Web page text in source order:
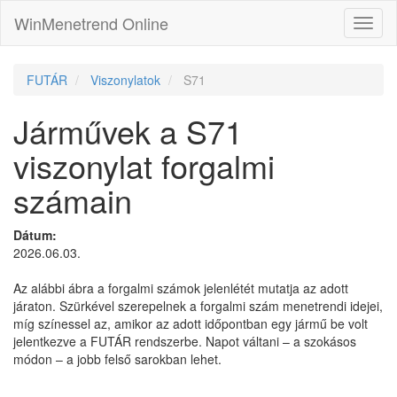
WinMenetrend Online
FUTÁR Viszonylatok S71
Járművek a S71
viszonylat forgalmi
számain
Dátum:
2026.06.03.
Az alábbi ábra a forgalmi számok jelenlétét mutatja az adott
járaton. Szürkével szerepelnek a forgalmi szám menetrendi idejei,
míg színessel az, amikor az adott időpontban egy jármű be volt
jelentkezve a FUTÁR rendszerbe. Napot váltani – a szokásos
módon – a jobb felső sarokban lehet.